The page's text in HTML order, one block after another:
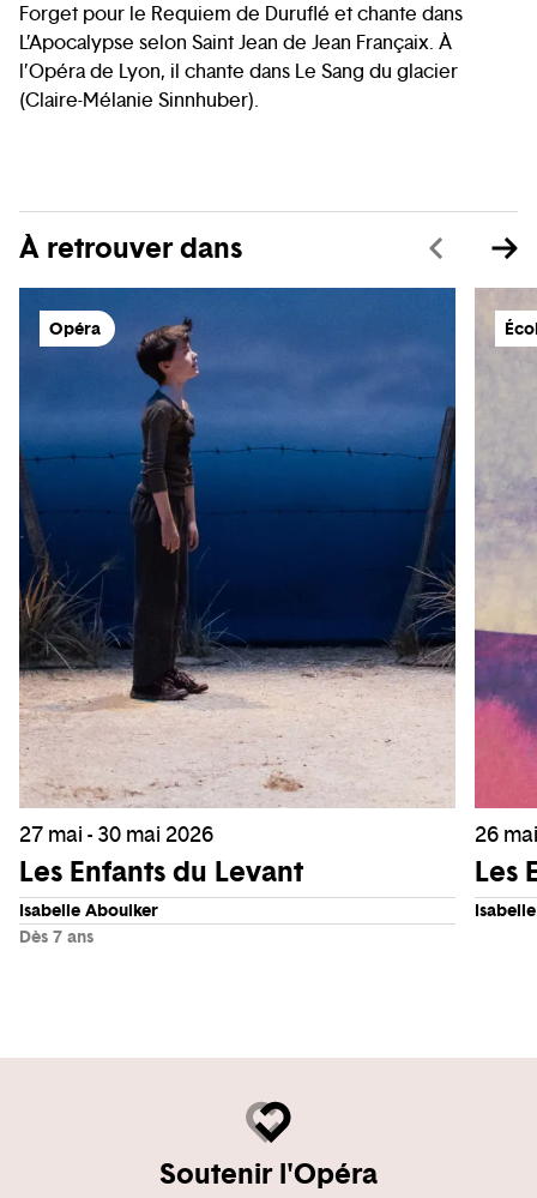
Forget pour le Requiem de Duruflé et chante dans
L’Apocalypse selon Saint Jean de Jean Françaix. À
l’Opéra de Lyon, il chante dans Le Sang du glacier
(Claire-Mélanie Sinnhuber).
À retrouver dans
Opéra
27 mai - 30 mai 2026
Les Enfants du Levant
Isabelle Aboulker
Dès 7 ans
26
Les
Soutenir l'Opéra